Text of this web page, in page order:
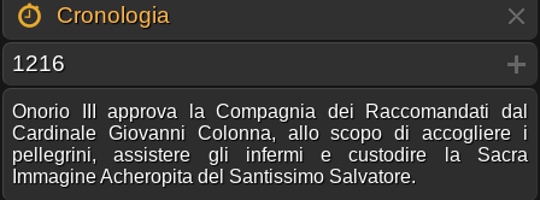
Cronologia
1216
Onorio III approva la Compagnia dei Raccomandati dal
Cardinale Giovanni Colonna, allo scopo di accogliere i
pellegrini, assistere gli infermi e custodire la Sacra
Immagine Acheropita del Santissimo Salvatore.